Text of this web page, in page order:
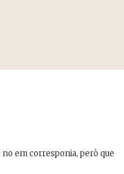
em corresponia, però que